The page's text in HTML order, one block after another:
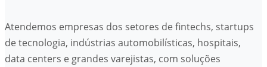
Atendemos empresas dos setores de fintechs, startups
de tecnologia, indústrias automobilísticas, hospitais,
data centers e grandes varejistas, com soluções